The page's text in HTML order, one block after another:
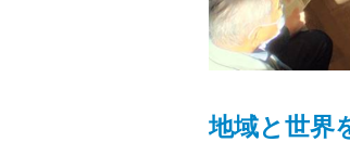
地域と世界